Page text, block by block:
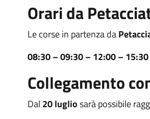
Orari da
Le corse in partenza da
08:30 – 09:30 – 12:00 –
Collegamento
Dal 20 lugliosarà possibile